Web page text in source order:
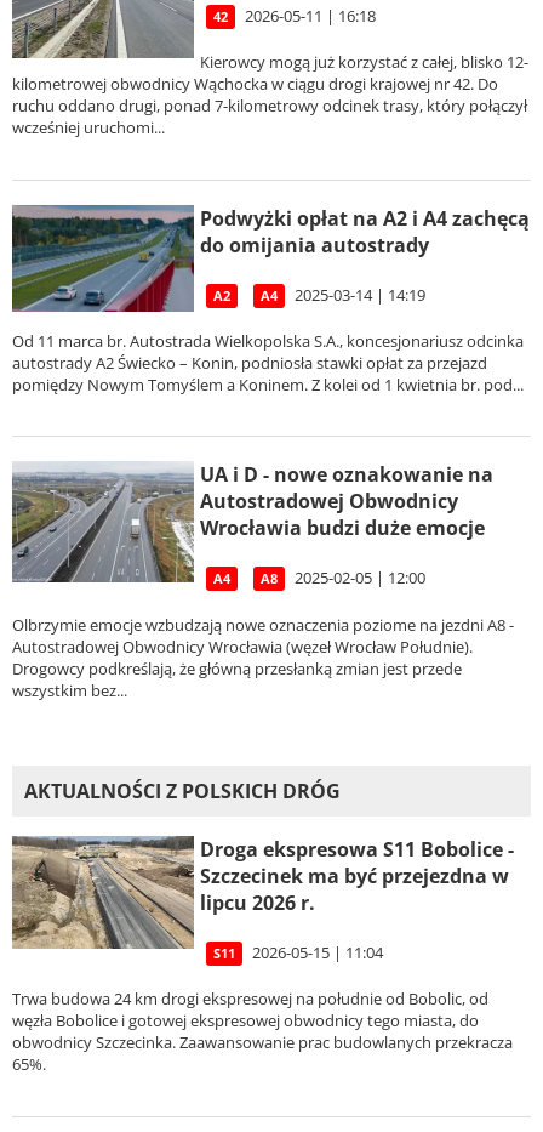
42 2026-05-11 | 16:18
Kierowcy mogą już korzystać z całej, blisko 12-
kilometrowej obwodnicy Wąchocka w ciągu drogi krajowej nr 42. Do
ruchu oddano drugi, ponad 7-kilometrowy odcinek trasy, który połączył
wcześniej uruchomi...
Podwyżki opłat na A2 i A4 zachęcą
do omijania autostrady
A2 A4 2025-03-14 | 14:19
Od 11 marca br. Autostrada Wielkopolska S.A., koncesjonariusz odcinka
autostrady A2 Świecko – Konin, podniosła stawki opłat za przejazd
pomiędzy Nowym Tomyślem a Koninem. Z kolei od 1 kwietnia br. pod...
UA i D - nowe oznakowanie na
Autostradowej Obwodnicy
Wrocławia budzi duże emocje
A4 A8 2025-02-05 | 12:00
Olbrzymie emocje wzbudzają nowe oznaczenia poziome na jezdni A8 -
Autostradowej Obwodnicy Wrocławia (węzeł Wrocław Południe).
Drogowcy podkreślają, że główną przesłanką zmian jest przede
wszystkim bez...
AKTUALNOŚCI Z POLSKICH DRÓG
Droga ekspresowa S11 Bobolice -
Szczecinek ma być przejezdna w
lipcu 2026 r.
S11 2026-05-15 | 11:04
Trwa budowa 24 km drogi ekspresowej na południe od Bobolic, od
węzła Bobolice i gotowej ekspresowej obwodnicy tego miasta, do
obwodnicy Szczecinka. Zaawansowanie prac budowlanych przekracza
65%.